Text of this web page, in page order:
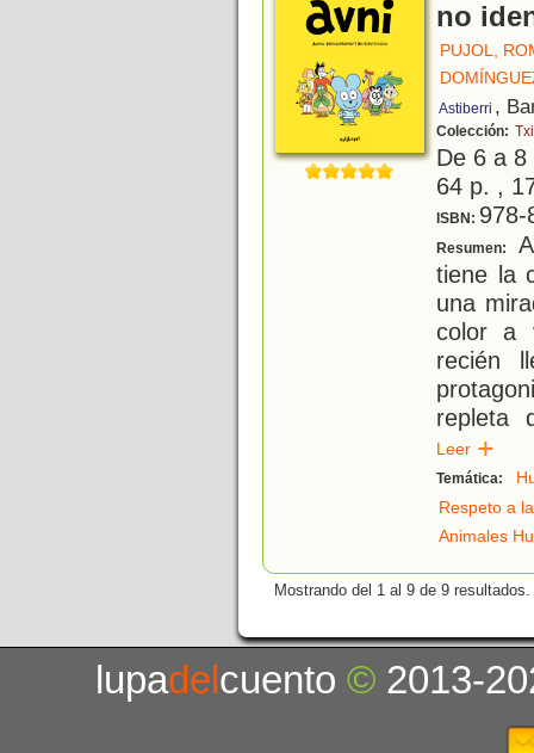
no
PUJOL,
Astiberri ,
Colección:
De 6 a
64 p. ,
ISBN: 978-
Resumen:
tiene la
una
color a
recién
repleta
Leer
Temática:
Respeto a
Animales
Mostrando del 1 al 9 de 9 resultados.
lupadelcuento© 2013-